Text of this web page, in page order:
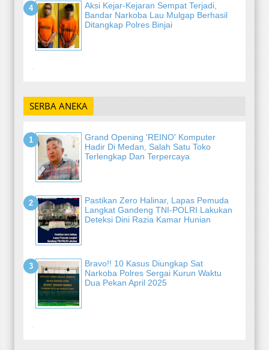
Aksi Kejar-Kejaran Sempat Terjadi,
Bandar Narkoba Lau Mulgap Berhasil
Ditangkap Polres Binjai
-
SERBA ANEKA
Grand Opening 'REINO' Komputer
Hadir Di Medan, Salah Satu Toko
Terlengkap Dan Terpercaya
Pastikan Zero Halinar, Lapas Pemuda
Langkat Gandeng TNI-POLRI Lakukan
Deteksi Dini Razia Kamar Hunian
Bravo!! 10 Kasus Diungkap Sat
Narkoba Polres Sergai Kurun Waktu
Dua Pekan April 2025
-